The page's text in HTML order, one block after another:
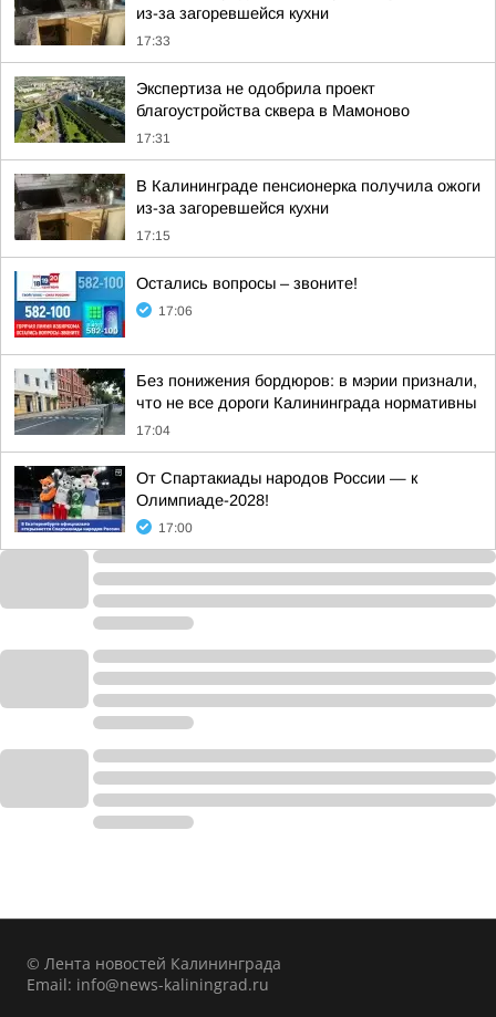
из-за загоревшейся кухни
17:33
Экспертиза не одобрила проект
благоустройства сквера в Мамоново
17:31
В Калининграде пенсионерка получила ожоги
из-за загоревшейся кухни
17:15
Остались вопросы – звоните!
17:06
Без понижения бордюров: в мэрии признали,
что не все дороги Калининграда нормативны
17:04
От Спартакиады народов России — к
Олимпиаде-2028!
17:00
© Лента новостей Калининграда
Email: info@news-kaliningrad.ru